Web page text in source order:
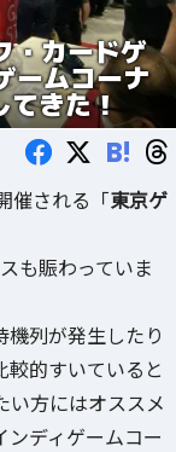
・カードゲ
ームコーナ
てきた！
B!
催される「東京ゲ
も賑わっていま
列が発生したり
較的すいていると
い方にはオススメ
ディゲームコー